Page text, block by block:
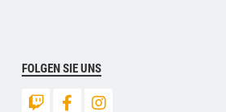
FOLGEN SIE UNS